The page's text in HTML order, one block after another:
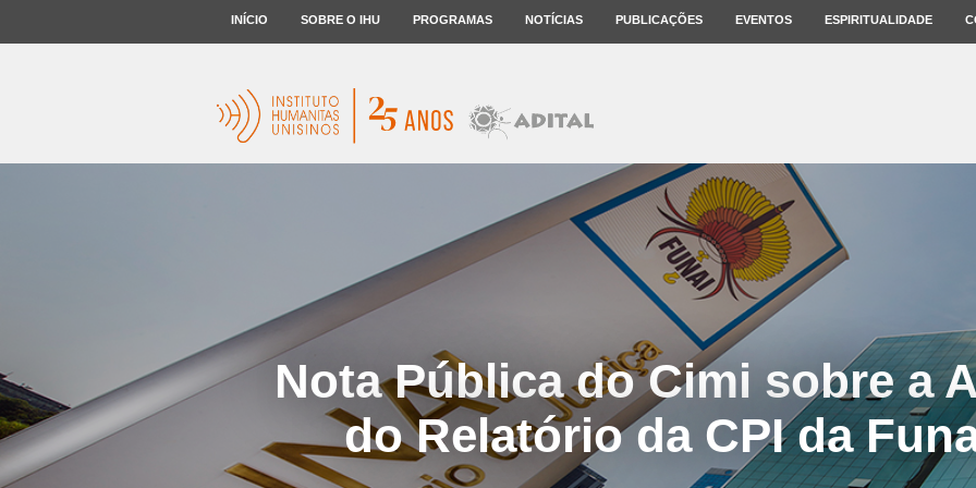
INÍCIO SOBRE O IHU PROGRAMAS NOTÍCIAS PUBLICAÇÕES EVENTOS ESPIRITUALIDADE
Nota Pública do Cimi sobre a
do Relatório da CPI da